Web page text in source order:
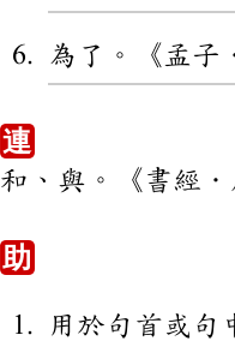
為了。《孟子
連
和、與。《書經
助
用於句首或句